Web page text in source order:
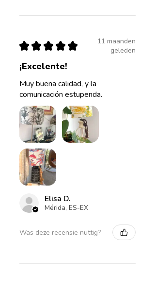
★ ★ ★ ★ ★
11 maanden
geleden
¡Excelente!
Muy buena calidad, y la
comunicación estupenda.
Elisa D.
Mérida, ES-EX
Was deze recensie nuttig?